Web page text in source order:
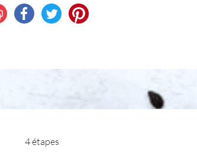
4 étapes